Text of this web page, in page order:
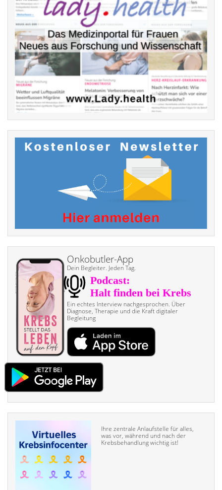
Onkobutler-App
Dein Begleiter. Jeden Tag.
Ein echtes Interview nach­gesprochen. Über
Diagnose, Therapie und die Kraft digitaler
Begleitung
Ihre zentrale Anlaufstelle für alles,
was vor, während und nach der
Krebsbehandlung wichtig ist!